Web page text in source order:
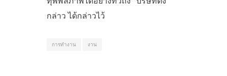
กล่าว ได้กล่าวไว้
การทำงาน งาน